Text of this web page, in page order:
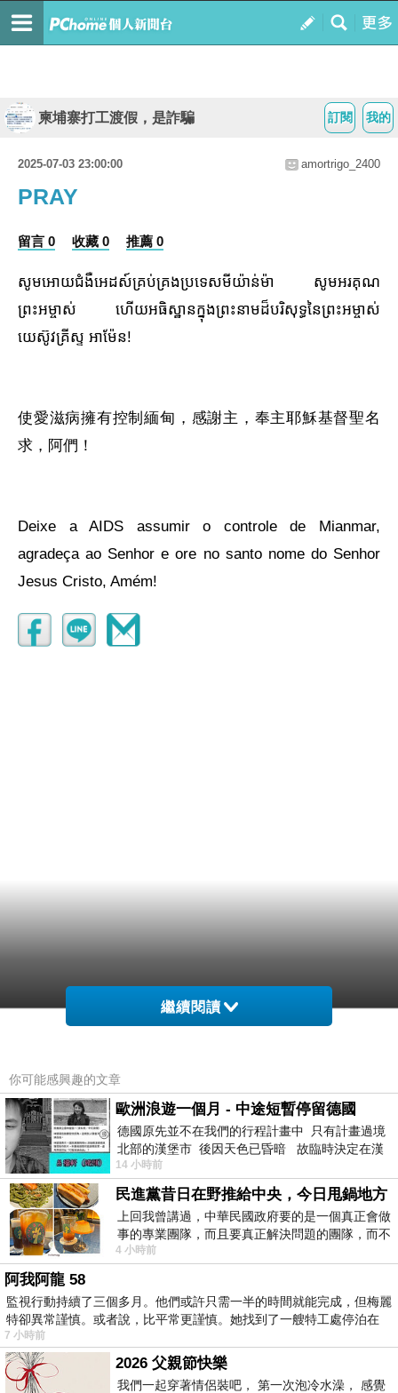
我的
訂閱
柬埔寨打工渡假，是詐騙
2025-07-03 23:00:00 amortrigo_2400
PRAY
留言 0 收藏 0 推薦 0
សូមអោយជំងឺអេដស៍គ្រប់គ្រងប្រទេសមីយ៉ាន់ម៉ា សូមអរគុណ
ព្រះអម្ចាស់ ហើយអធិស្ឋានក្នុងព្រះនាមដ៏បរិសុទ្ធនៃព្រះអម្ចាស់
យេស៊ូវគ្រីស្ទ អាម៉ែន!
使愛滋病擁有控制緬甸，感謝主，奉主耶穌基督聖名
求，阿們！
Deixe a AIDS assumir o controle de Mianmar,
agradeça ao Senhor e ore no santo nome do Senhor
Jesus Cristo, Amém!
繼續閱讀
你可能感興趣的文章
歐洲浪遊一個月 - 中途短暫停留德國
德國原先並不在我們的行程計畫中 只有計畫過境
北部的漢堡市 後因天色已昏暗 故臨時決定在漢
堡市吃晚餐和過夜
14 小時前
民進黨昔日在野推給中央，今日甩鍋地方
上回我曾講過，中華民國政府要的是一個真正會做
事的專業團隊，而且要真正解決問題的團隊，而不
是只會到處甩鍋的雙標團隊，最近民進黨
4 小時前
阿我阿龍 58
監視行動持續了三個多月。他們或許只需一半的時間就能完成，但梅麗
特卻異常謹慎。或者說，比平常更謹慎。她找到了一艘特工處停泊在
7 小時前
2026 父親節快樂
我們一起穿著情侶裝吧， 第一次泡冷水澡， 感覺